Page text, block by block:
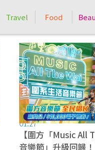
Travel Food
01:27
【圍方「Music All
音樂節」升級回歸！